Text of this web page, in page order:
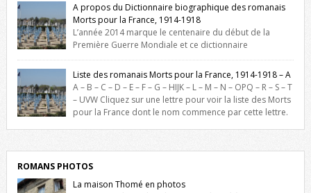
A propos du Dictionnaire biographique des romanais
Morts pour la France, 1914-1918
L’année 2014 marque le centenaire du début de la
Première Guerre Mondiale et ce dictionnaire
biographique veut rendre hommage aux romanais Morts pour la
France durant ce conflit. La base de cette recherche historique est
constituée des noms gravés sur les plaques commémoratives de
l’Hôtel de Ville, du lycée du Dauphiné et du lycée Triboulet, […]
Liste des romanais Morts pour la France, 1914-1918 – A
A – B – C – D – E – F – G – HIJK – L – M – N – OPQ – R – S – T
– UVW Cliquez sur une lettre pour voir la liste des Morts
pour la France dont le nom commence par cette lettre.
ROMANS PHOTOS
La maison Thomé en photos